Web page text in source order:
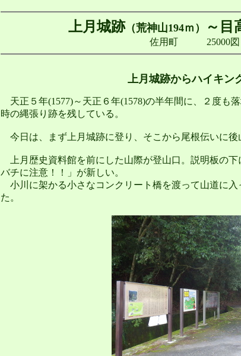
上月城跡（荒神山194ｍ） ～目
佐用町 25000図＝
上月城跡からハイキン
天正５年(1577)～天正６年(1578)の半年間に、２度も
時の縄張り跡を残している。
今日は、まず上月城跡に登り、そこから尾根伝いに後
上月歴史資料館を前にした山際が登山口。説明板の
バチに注意！！」が新しい。
小川に架かる小さなコンクリート橋を渡って山道に
た。